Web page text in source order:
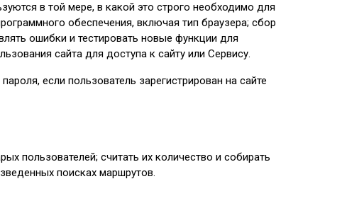
в той мере, в какой это строго необходимо для
обеспечения, включая тип браузера; сбор
ошибки и тестировать новые функции для
сайта для доступа к сайту или Сервису.
если пользователь зарегистрирован на сайте
пользователей; считать их количество и собирать
поисках маршрутов.